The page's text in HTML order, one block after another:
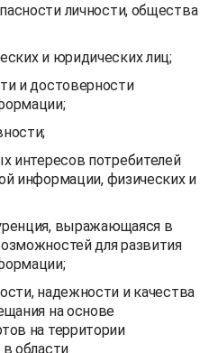
личности, общества
и юридических лиц;
и достоверности
интересов потребителей
информации, физических и
выражающаяся в
для развития
надежности и качества
на основе
на территории
области